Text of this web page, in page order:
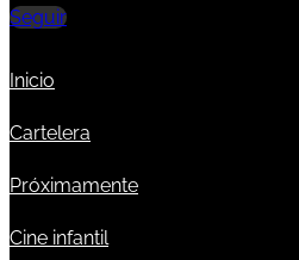
Seguir
Inicio
Cartelera
Próximamente
Cine infantil